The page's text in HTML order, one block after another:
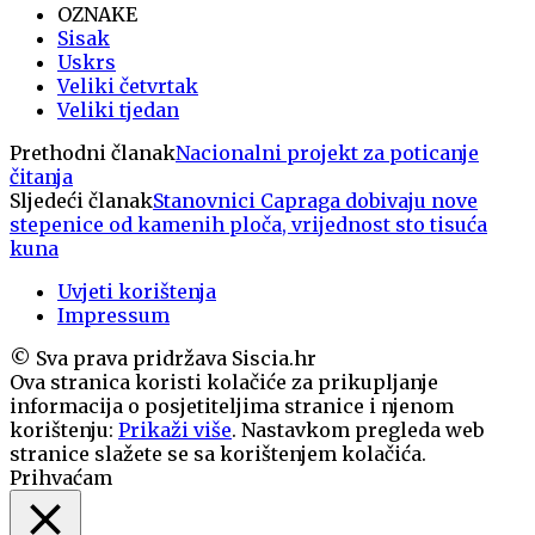
OZNAKE
Sisak
Uskrs
Veliki četvrtak
Veliki tjedan
Prethodni članakNacionalni projekt za poticanje
čitanja
Sljedeći članakStanovnici Capraga dobivaju nove
stepenice od kamenih ploča, vrijednost sto tisuća
kuna
Uvjeti korištenja
Impressum
© Sva prava pridržava Siscia.hr
Ova stranica koristi kolačiće za prikupljanje
informacija o posjetiteljima stranice i njenom
korištenju: Prikaži više. Nastavkom pregleda web
stranice slažete se sa korištenjem kolačića.
Prihvaćam